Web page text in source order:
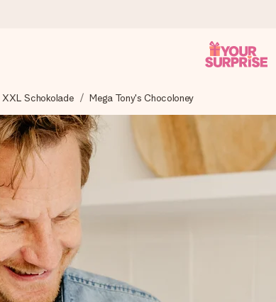
es blitzschnell – damit du es genau zum
uns mit 4,8 bei Google Reviews (Gesamtergebnis aller
XXL Schokolade Mega Tony's Chocoloney